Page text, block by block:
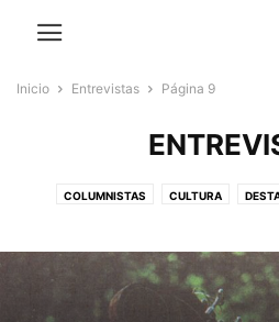
Inicio Entrevistas Página 9
COLUMNISTAS CULTURA
MEMORIA, JUICIO Y CASTIGO